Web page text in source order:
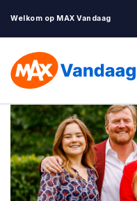
Welkom op MAX Vandaag